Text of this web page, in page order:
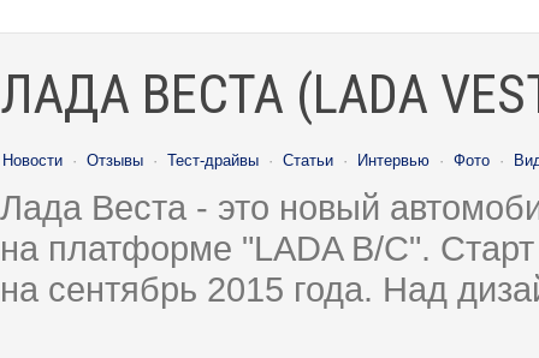
ЛАДА ВЕСТА (LADA
Новости · Отзывы · Тест-драйвы · Статьи · Интервью · Фото ·
Лада Веста - это новый
на платформе "LADA B/C".
на сентябрь 2015 года. Над